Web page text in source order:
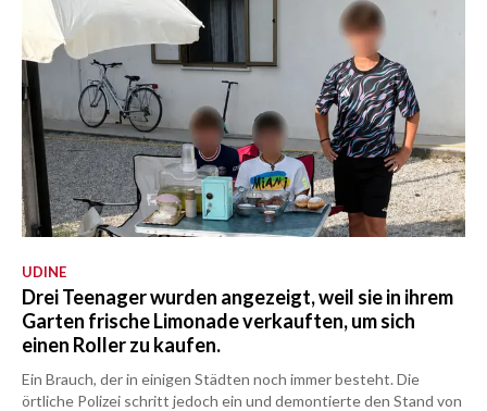
UDINE
Drei Teenager wurden angezeigt, weil sie in ihrem
Garten frische Limonade verkauften, um sich
einen Roller zu kaufen.
Ein Brauch, der in einigen Städten noch immer besteht. Die
örtliche Polizei schritt jedoch ein und demontierte den Stand von